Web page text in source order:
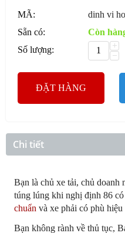
MÃ:
dinh vi
Sẵn có:
Còn
Số lượng:
+
−
ĐẶT HÀNG
Chi tiết
Bạn là chủ xe tải, chủ doanh
túng lúng khi nghị định 86
chuẩn và xe phải có phù hiệu
Bạn không rành về thủ tục,